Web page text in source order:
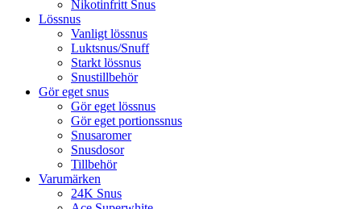
Nikotinfritt Snus
Lössnus
Vanligt lössnus
Luktsnus/Snuff
Starkt lössnus
Snustillbehör
Gör eget snus
Gör eget lössnus
Gör eget portionssnus
Snusaromer
Snusdosor
Tillbehör
Varumärken
24K Snus